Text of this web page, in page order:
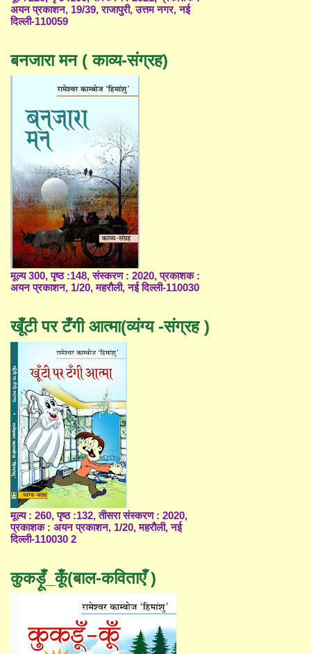
अयन प्रकाशन, 19/39, राजापुरी, उत्तम नगर, नई
दिल्ली-110059
बनजारा मन ( काव्य-संग्रह)
मूल्य 300, पृष्ठ :148, संस्करण : 2020, प्रकाशक :
अयन प्रकाशन, 1/20, महरौली, नई दिल्ली-110030
खूँटी पर टँगी आत्मा(व्यंग्य -संग्रह )
मूल्य : 260, पृष्ठ :132, तीसरा संस्करण : 2020,
प्रकाशक : अयन प्रकाशन, 1/20, महरौली, नई
दिल्ली-110030 2
कुकड़ूँ_कूँ(बाल-कविताएँ )